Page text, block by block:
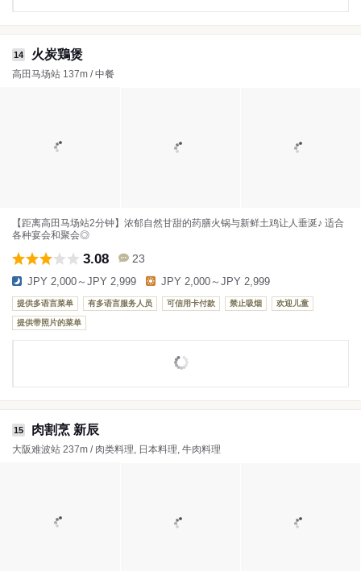
14 火炭鶏煲
高田马场站 137m / 中餐
【距离高田马场站2分钟】浓郁自然甘甜的药膳火锅与新鲜土鸡让人垂涎♪ 适合
各种宴会和聚会◎
3.08 23
JPY 2,000～JPY 2,999 JPY 2,000～JPY 2,999
提供多语言菜单 有多语言服务人员 可信用卡付款 禁止吸烟 欢迎儿童
提供带照片的菜单
15 肉割烹 新辰
大阪难波站 237m / 肉类料理, 日本料理, 牛肉料理